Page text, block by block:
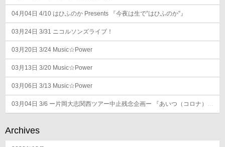
04月04日 4/10 はひふのか Presents 『今夜は生で”はひふのか”』
03月24日 3/31 ニコルソンズライブ！
03月20日 3/24 Music☆Power
03月13日 3/20 Music☆Power
03月06日 3/13 Music☆Power
03月04日 3/6 ー片岡大志関西ツアー中止残念企画ー 『あいつ（コロナ）になんか負けへんで！京都編』
Archives